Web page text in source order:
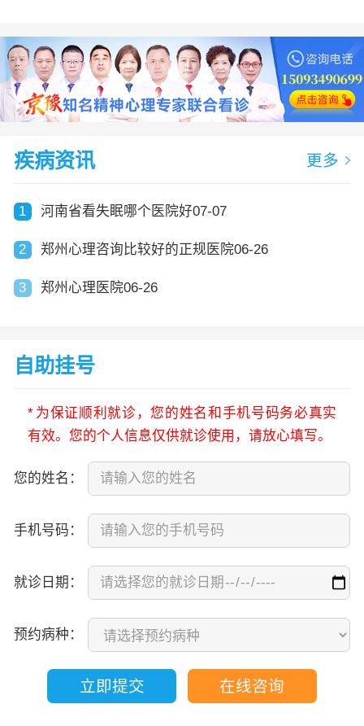
疾病资讯 更多
1 河南省看失眠哪个医院好07-07
2 郑州心理咨询比较好的正规医院06-26
3 郑州心理医院06-26
自助挂号
* 为保证顺利就诊，您的姓名和手机号码务必真实
有效。您的个人信息仅供就诊使用，请放心填写。
您的姓名：
手机号码：
就诊日期：
预约病种：
立即提交 在线咨询